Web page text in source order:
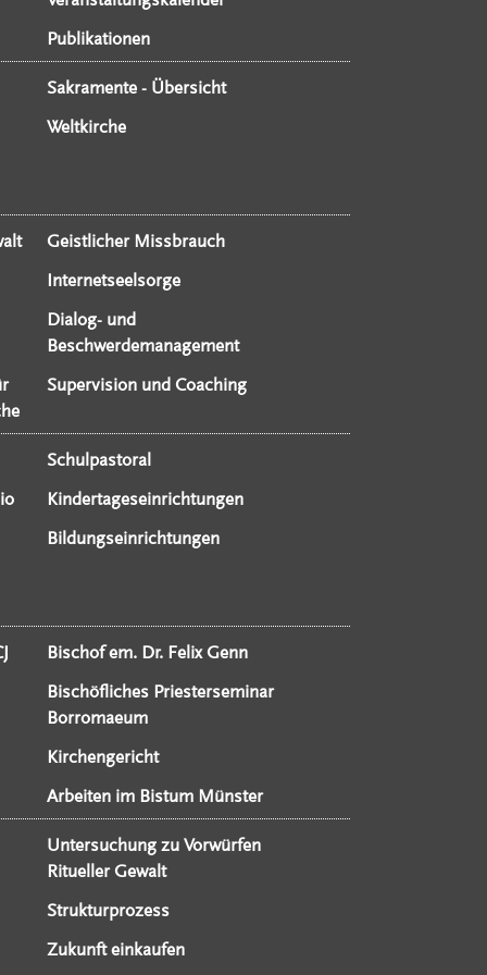
Publikationen
Sakramente - Übersicht
Weltkirche
Geistlicher Missbrauch
Internetseelsorge
Dialog- und
Beschwerdemanagement
Supervision und Coaching
Schulpastoral
Kindertageseinrichtungen
Bildungseinrichtungen
Bischof em. Dr. Felix Genn
Bischöfliches Priesterseminar
Borromaeum
Kirchengericht
Arbeiten im Bistum Münster
Untersuchung zu Vorwürfen
Ritueller Gewalt
Strukturprozess
Zukunft einkaufen